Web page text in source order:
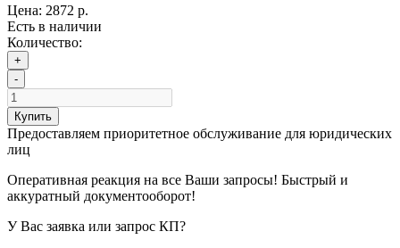
Цена: 2872 р.
Есть в наличии
Количество:
+
-
Купить
Предоставляем приоритетное обслуживание для юридических
лиц
Оперативная реакция на все Ваши запросы! Быстрый и
аккуратный документооборот!
У Вас заявка или запрос КП?